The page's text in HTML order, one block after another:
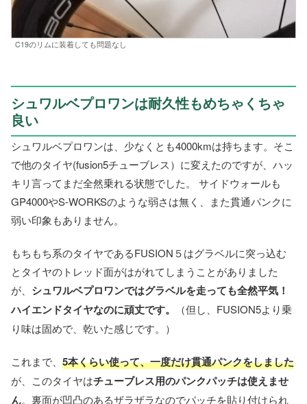
C19のリムに装着しても問題なし
シュワルベプロワンは耐久性もめちゃくちゃ
良い
シュワルベプロワンは、少なくとも4000kmは持ちます。そこ
で他のタイヤ(fusion5チューブレス）に変えたのですが、ハッ
キリ言ってまだ全然乗れる状態でした。 サイドウォールも
GP4000やS-WORKSのような弱さは無く、また貫通パンクに
弱い印象もありません。
もちもち系のタイヤであるFUSION５はグラベルに突っ込む
とタイヤのトレッド面がはがれてしまうことがありました
が、 シュワルベプロワンではグラベルを走っても全然平気！
ハイエンドタイヤなのに頑丈です。
（但し、FUSION5より乗
り味は固めで、乾いた感じです。）
これまで、 5本くらい使って、一度だけ貫通パンクをしました
が、このタイヤはチューブレス用のパンクパッチは使えませ
ん。裏面が凹凸のあるザラザラなのでパッチを貼り付けられ